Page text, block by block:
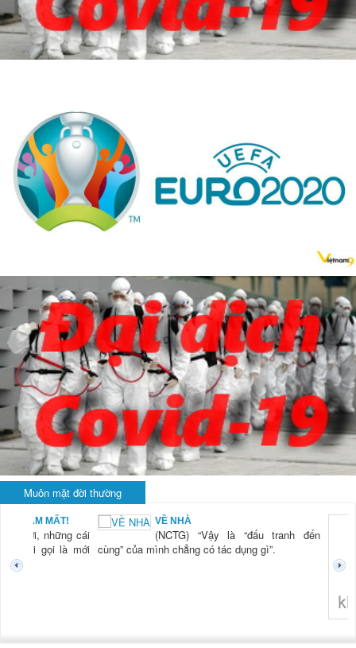
Muôn mặt đời thường
NAM MẤT!
“Xời, những cái
mới gọi là mới
VỀ NHÀ
(NCTG) “Vậy là “đấu tranh đến
cùng” của mình chẳng có tác dụng gì”.